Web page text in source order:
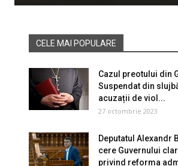
CELE MAI POPULARE
Cazul preotului din
Suspendat din
acuzații de viol...
27 octombrie 2023
Deputatul Alexandr
cere Guvernului
privind reforma